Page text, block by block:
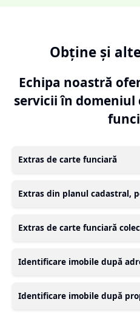
Obține și
Echipa noastră
servicii în
Extras de carte funciară
Extras din planul cadastral,
Extras de carte funciară
Identificare imobile după
Identificare imobile după